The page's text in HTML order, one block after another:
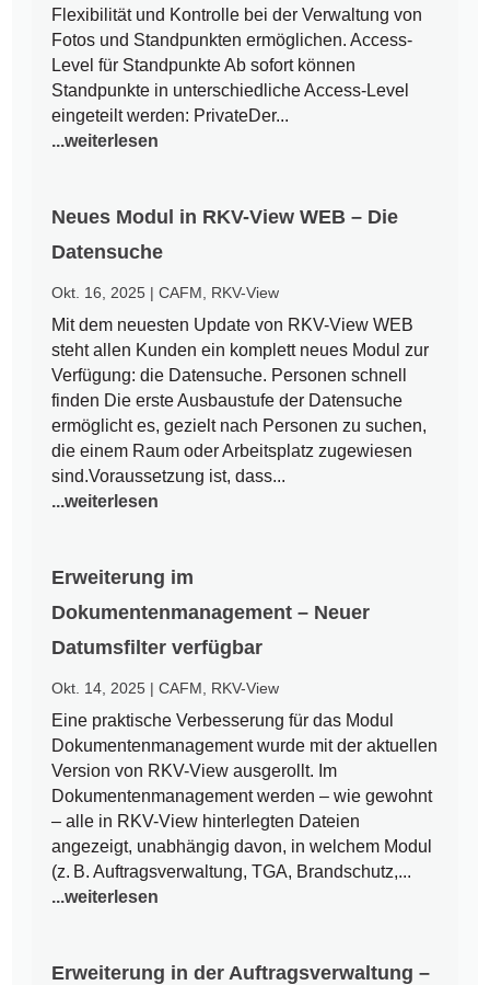
Flexibilität und Kontrolle bei der Verwaltung von
Fotos und Standpunkten ermöglichen. Access-
Level für Standpunkte Ab sofort können
Standpunkte in unterschiedliche Access-Level
eingeteilt werden: PrivateDer...
...weiterlesen
Neues Modul in RKV-View WEB – Die
Datensuche
Okt. 16, 2025 |CAFM RKV-View
Mit dem neuesten Update von RKV-View WEB
steht allen Kunden ein komplett neues Modul zur
Verfügung: die Datensuche. Personen schnell
finden Die erste Ausbaustufe der Datensuche
ermöglicht es, gezielt nach Personen zu suchen,
die einem Raum oder Arbeitsplatz zugewiesen
sind.Voraussetzung ist, dass...
...weiterlesen
Erweiterung im
Dokumentenmanagement – Neuer
Datumsfilter verfügbar
Okt. 14, 2025 |CAFM RKV-View
Eine praktische Verbesserung für das Modul
Dokumentenmanagement wurde mit der aktuellen
Version von RKV-View ausgerollt. Im
Dokumentenmanagement werden – wie gewohnt
– alle in RKV-View hinterlegten Dateien
angezeigt, unabhängig davon, in welchem Modul
(z. B. Auftragsverwaltung, TGA, Brandschutz,...
...weiterlesen
Erweiterung in der Auftragsverwaltung –